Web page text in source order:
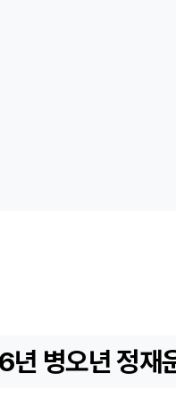
병오년 정재